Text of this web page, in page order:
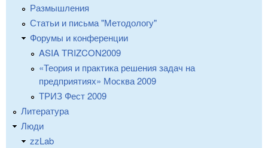
Размышления
Статьи и письма "Методологу"
Форумы и конференции
ASIA TRIZCON2009
«Теория и практика решения задач на
предприятиях» Москва 2009
ТРИЗ Фест 2009
Литература
Люди
zzLab